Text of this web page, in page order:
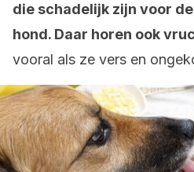
die schadelijk zijn voor
hond. Daar horen ook
vooral als ze vers en